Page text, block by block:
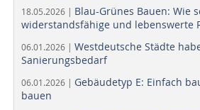
18.05.2026 | Blau-Grünes Bauen: Wie
widerstandsfähige und lebenswerte
06.01.2026 | Westdeutsche Städte
Sanierungsbedarf
06.01.2026 | Gebäudetyp E: Einfach
bauen